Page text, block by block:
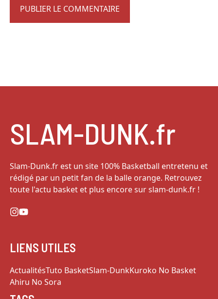
SLAM-DUNK.fr
Slam-Dunk.fr est un site 100% Basketball entretenu et
rédigé par un petit fan de la balle orange. Retrouvez
toute l'actu basket et plus encore sur slam-dunk.fr !
LIENS UTILES
ActualitésTuto BasketSlam-DunkKuroko No Basket
Ahiru No Sora